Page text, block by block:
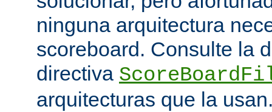
ninguna arquitectura
scoreboard. Consulte la
directiva
arquitecturas que la